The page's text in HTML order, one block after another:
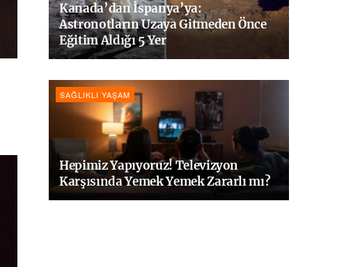
Kanada’dan İspanya’ya:
Astronotların Uzaya Gitmeden Önce
Eğitim Aldığı 5 Yer
SAĞLIKLI YAŞAM
Hepimiz Yapıyoruz! Televizyon
Karşısında Yemek Yemek Zararlı mı?